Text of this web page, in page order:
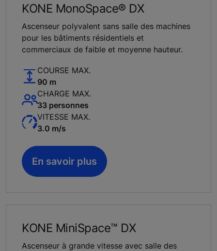
KONE MonoSpace® DX
Ascenseur polyvalent sans salle des machines
pour les bâtiments résidentiels et
commerciaux de faible et moyenne hauteur.
COURSE MAX.
90 m
CHARGE MAX.
33 personnes
VITESSE MAX.
3.0 m/s
En savoir plus
KONE MiniSpace™ DX
Ascenseur à grande vitesse avec salle des